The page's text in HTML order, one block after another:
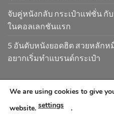
จับคู่หนังกลับ กระเป๋าแฟชั่น กั
ในคอลเลกชันแรก
5 อันดับหนังยอดฮิต สวยหลัก
อยากเริ่มทำแบรนด์กระเป๋า
Copyright 2026 ©
subject to
We are using cookies to give
website. settings .